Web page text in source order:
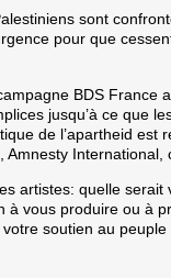
sont
pour que
BDS France
jusqu’à ce que
de l’apartheid
International,
artistes: quelle
à vous produire ou à
soutien au